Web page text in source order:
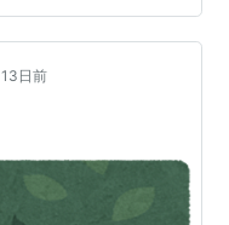
ような気がするのは
親と同居かどうかで
しては、今が一番楽
とは思っている…
13日前